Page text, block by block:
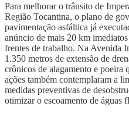
Para melhorar o trânsito de
Região Tocantina, o plano de
pavimentação asfáltica já
anúncio de mais 20 km
frentes de trabalho. Na Avenida
1.350 metros de extensão de
crônicos de alagamento e poeira
ações também contemplaram a
medidas preventivas de
otimizar o escoamento de águas